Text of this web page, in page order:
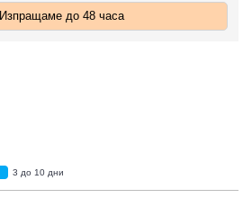
Изпращаме до 48 часа
3 до 10 дни